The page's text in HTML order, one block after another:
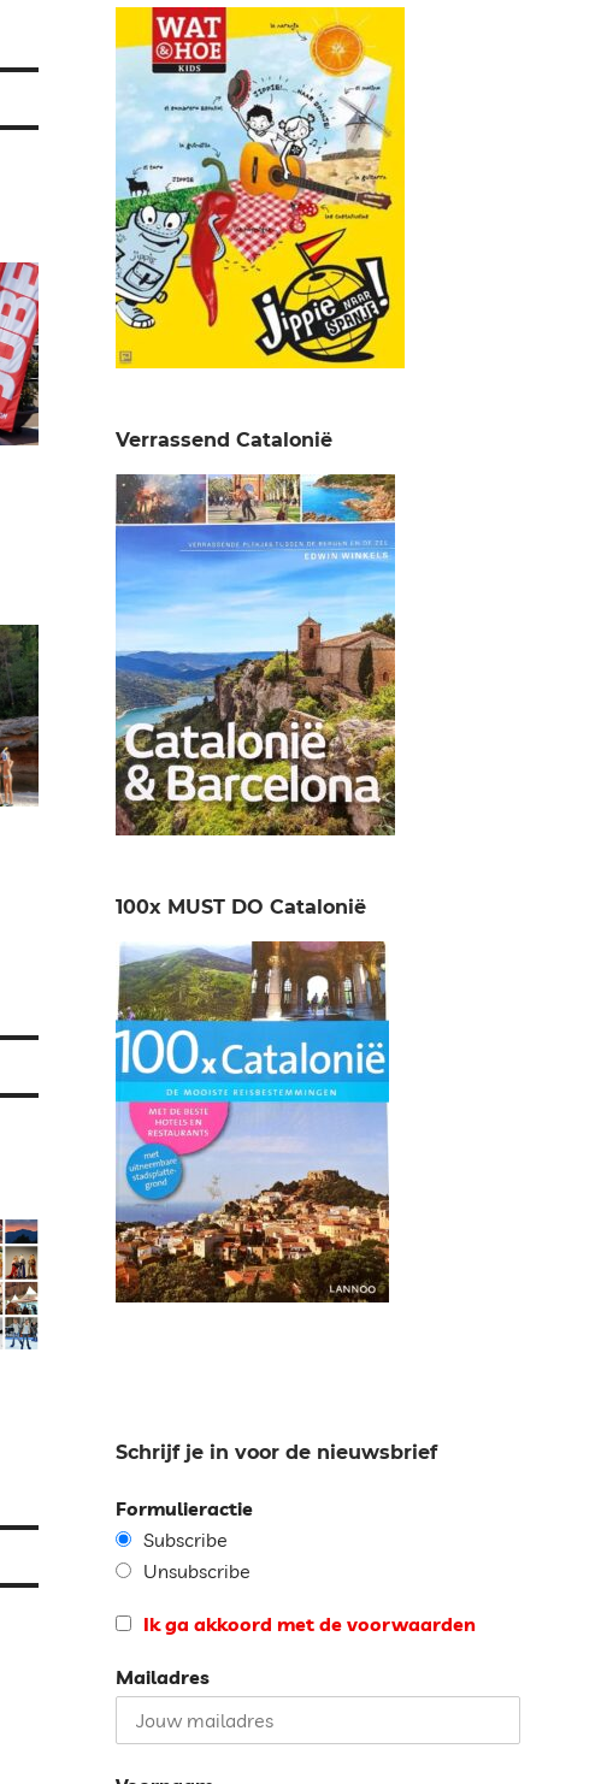
Verrassend Catalonië
100x MUST DO Catalonië
Schrijf je in voor de nieuwsbrief
Formulieractie
Subscribe
Unsubscribe
Ik ga akkoord met de voorwaarden
Mailadres